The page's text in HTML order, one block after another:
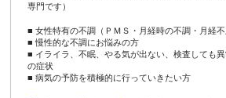
専門です）
■ 女性特有の不調（ＰＭＳ・月経時の不調・月経不
■ 慢性的な不調にお悩みの方
■ イライラ、不眠、やる気が出ない、検査しても
の症状
■ 病気の予防を積極的に行っていきたい方